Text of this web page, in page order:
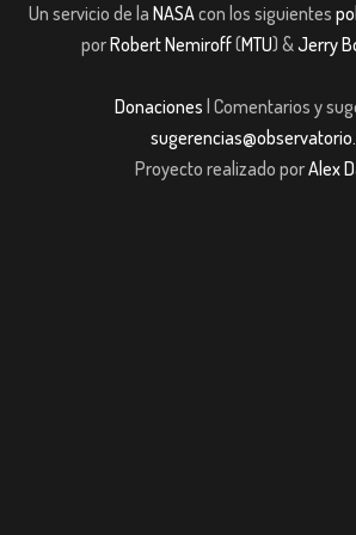
Un servicio de la NASAcon los siguientes
porRobert Nemiroff(MTU) &Jerry
Donaciones | Comentarios y
Proyecto realizado porAlex